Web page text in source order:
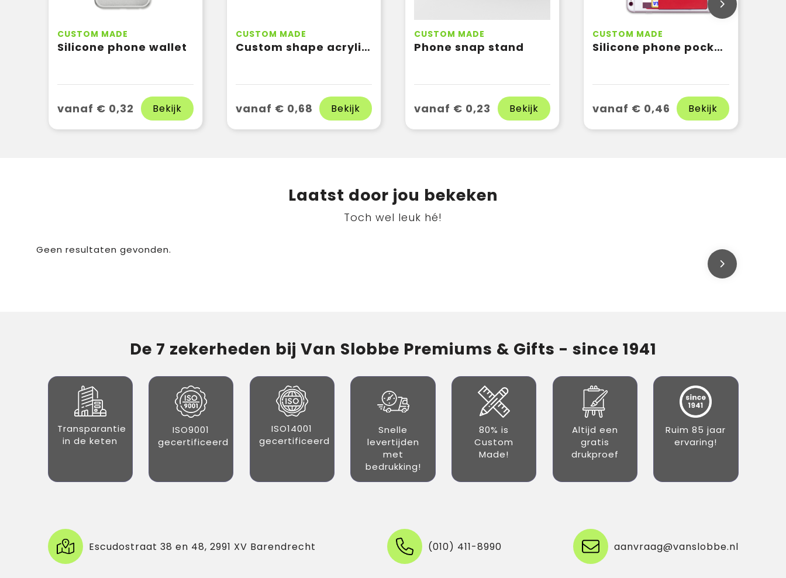
CUSTOM MADE
Silicone phone wallet
vanaf € 0,32 Bekijk
CUSTOM MADE
Custom shape acrylic phone ring
vanaf € 0,68 Bekijk
CUSTOM MADE
Phone snap stand
vanaf € 0,23 Bekijk
CUSTOM MADE
Silicone phone pocket with snap stand
vanaf € 0,46 Bekijk
Laatst door jou bekeken
Toch wel leuk hé!
Geen resultaten gevonden.
De 7 zekerheden bij Van Slobbe Premiums & Gifts - since 1941
Transparantie
in de keten
ISO9001
gecertificeerd
ISO14001
gecertificeerd
Snelle
levertijden
met
bedrukking!
80% is
Custom
Made!
Altijd een
gratis
drukproef
Ruim 85 jaar
ervaring!
Escudostraat 38 en 48, 2991 XV Barendrecht (010) 411-8990 aanvraag@vanslobbe.nl